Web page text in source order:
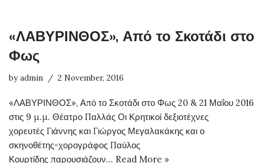
«ΛΑΒΥΡΙΝΘΟΣ», Από το Σκοτάδι στο
Φως
byadmin 2 November, 2016
«ΛΑΒΥΡΙΝΘΟΣ», Από το Σκοτάδι στο Φως 20 & 21 Μαΐου 2016
στις 9 μ.μ. Θέατρο Παλλάς Οι Κρητικοί δεξιοτέχνες
χορευτές Γιάννης και Γιώργος Μεγαλακάκης και ο
σκηνοθέτης-χορογράφος Παύλος
Κουρτίδης παρουσιάζουν… Read More »